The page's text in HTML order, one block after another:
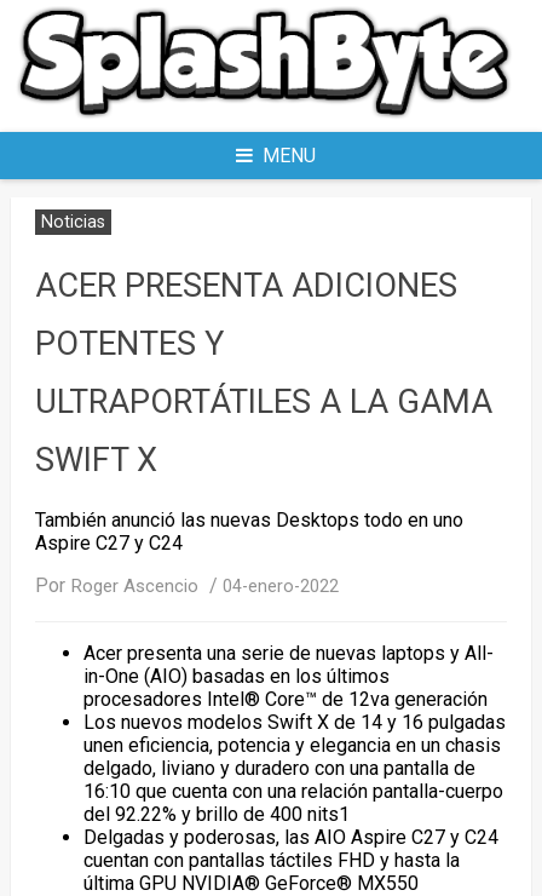
Skip
content
MENU
Noticias
ACER PRESENTA ADICIONES
POTENTES Y
ULTRAPORTÁTILES A LA GAMA
SWIFT X
También anunció las nuevas Desktops todo en uno
Aspire C27 y C24
Por Roger Ascencio / 04-enero-2022
Acer presenta una serie de nuevas laptops y All-
in-One (AIO) basadas en los últimos
procesadores Intel® Core™ de 12vageneración
Los nuevos modelos Swift X de 14 y 16 pulgadas
unen eficiencia, potencia y elegancia en un chasis
delgado, liviano y duradero con una pantalla de
16:10 que cuenta con una relación pantalla-cuerpo
del 92.22% y brillo de 400 nits1
Delgadas y poderosas, las AIO Aspire C27 y C24
cuentan con pantallas táctiles FHD y hasta la
última GPU NVIDIA® GeForce® MX550